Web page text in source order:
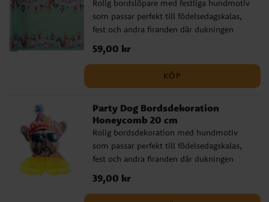
Perfekta till kalas och fest med lekfullt
tema
Rolig bordslöpare med festliga hundmotiv
som passar perfekt till födelsedagskalas,
fest och andra firanden där dukningen
gärna får ta plats. Hundarna med
kalashattar längs kanterna ger ett lekfullt
uttryck, medan den färgglada
konfettibakgrunden binder ihop hela
att skapa ett livfullt och genomtänkt
kalasbord. ✔️ Mått: 2,5 meter lång och 30
cm bred ✔️ Material: polyester
Pris:59,00 kr
59,00 kr
KÖP
Party Dog Bordsdekoration
Honeycomb 20 cm
Rolig bordsdekoration med hundmotiv
som passar perfekt till födelsedagskalas,
fest och andra firanden där dukningen
gärna får sticka ut. Hunden med
solglasögon och kalashatt tillsammans
Pris:39,00 kr
39,00 kr